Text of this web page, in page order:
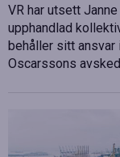
VR har utsett
upphandlad
behåller sitt ansvar
Oscarssons